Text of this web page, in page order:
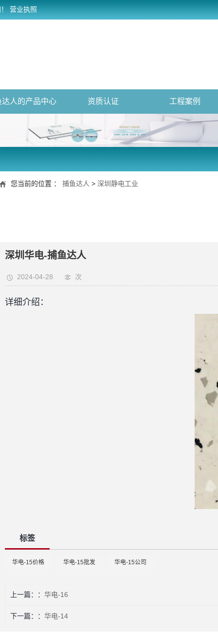
营业执照
达人的产品中心 资质认证 工程案例
您当前的位置 ： 捕鱼达人 > 深圳静电工业
深圳华电-捕鱼达人
2024-04-28 次
详细介绍：
标签
华电-15价格 华电-15批发 华电-15公司
上一篇： 华电-16
下一篇： 华电-14